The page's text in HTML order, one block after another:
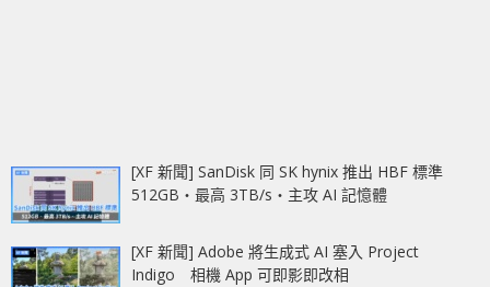
[XF 新聞] SanDisk 同 SK hynix 推出 HBF 標準
512GB‧最高 3TB/s‧主攻 AI 記憶體
[XF 新聞] Adobe 將生成式 AI 塞入 Project
Indigo 相機 App 可即影即改相